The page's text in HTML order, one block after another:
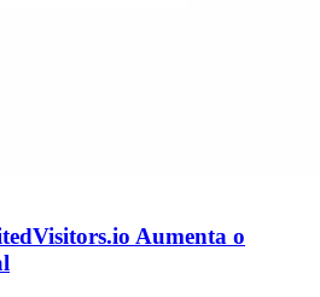
Aumenta o